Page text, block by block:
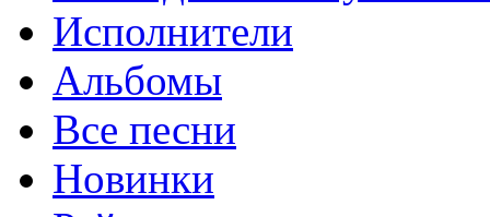
Исполнители
Альбомы
Все песни
Новинки